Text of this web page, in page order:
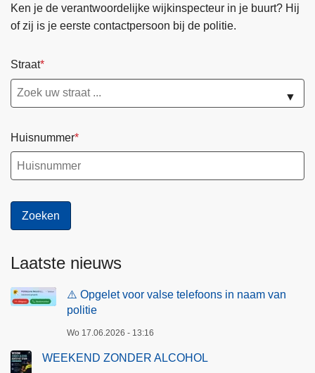
Ken je de verantwoordelijke wijkinspecteur in je buurt? Hij
of zij is je eerste contactpersoon bij de politie.
Straat
▼
Huisnummer
Laatste nieuws
⚠️ Opgelet voor valse telefoons in naam van
politie
Wo 17.06.2026 - 13:16
WEEKEND ZONDER ALCOHOL